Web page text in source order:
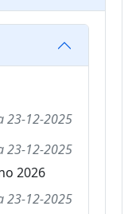
23-12-2025
23-12-2025
2026
23-12-2025